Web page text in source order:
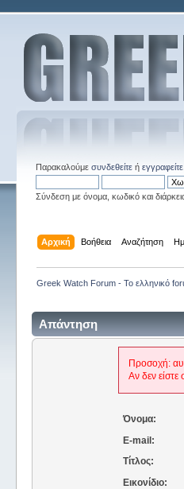
Παρακαλούμε συνδεθείτεή εγγραφείτε.
Σύνδεση με όνομα, κωδικό και
Αρχική Βοήθεια Αναζήτηση
Greek Watch Forum - Το ελληνικό
Απάντηση
Προσοχή:
Αν δεν είστε
Όνομα:
E-mail:
Τίτλος:
Εικονίδιο: